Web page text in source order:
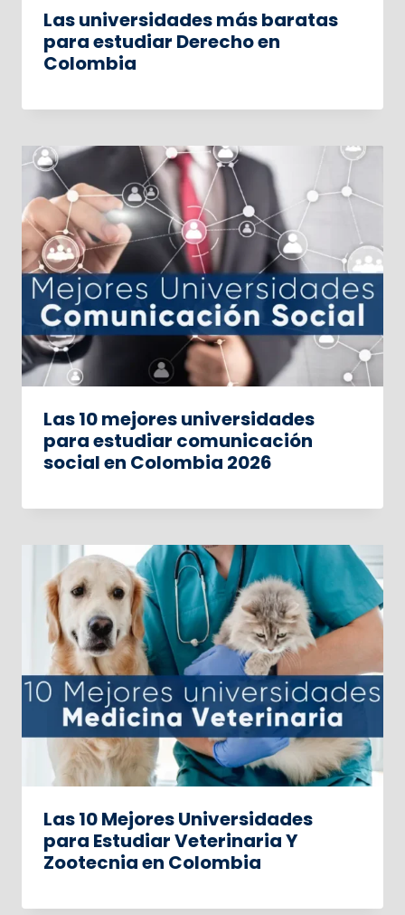
Las universidades más baratas
para estudiar Derecho en
Colombia
Las 10 mejores universidades
para estudiar comunicación
social en Colombia 2026
Las 10 Mejores Universidades
para Estudiar Veterinaria Y
Zootecnia en Colombia